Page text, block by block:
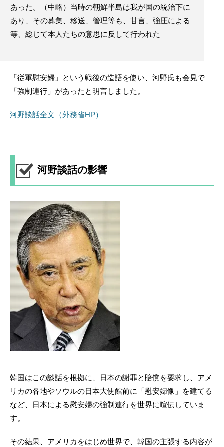
あった。（中略）当時の朝鮮半島は我が国の統治下に
あり、その募集、移送、管理等も、甘言、強圧による
等、総じて本人たちの意思に反して行われた
「従軍慰安婦」という戦後の造語を使い、河野氏も会見で
「強制連行」があったと明言しました。
河野談話全文（外務省HP）
河野談話の影響
韓国はこの談話を根拠に、日本の謝罪と賠償を要求し、アメ
リカの各地やソウルの日本大使館前に「慰安婦像」を建てる
など、日本による慰安婦の強制連行を世界に喧伝していま
す。
その結果、アメリカをはじめ世界で、韓国の主張する内容が